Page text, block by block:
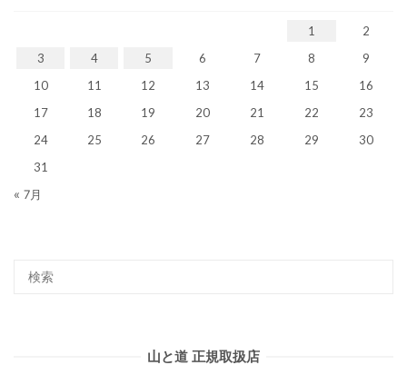
1
2
3
4 5 6 7 8
9
10
11 12 13 14 15
16
17
18 19 20 21 22
23
24
25 26 27 28 29
30
31
« 7月
山と道 正規取扱店